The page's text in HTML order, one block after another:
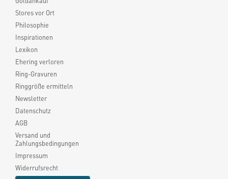
Stores vor Ort
Philosophie
Inspirationen
Lexikon
Ehering verloren
Ring-Gravuren
Ringgröße ermitteln
Newsletter
Datenschutz
AGB
Versand und
Zahlungsbedingungen
Impressum
Widerrufsrecht